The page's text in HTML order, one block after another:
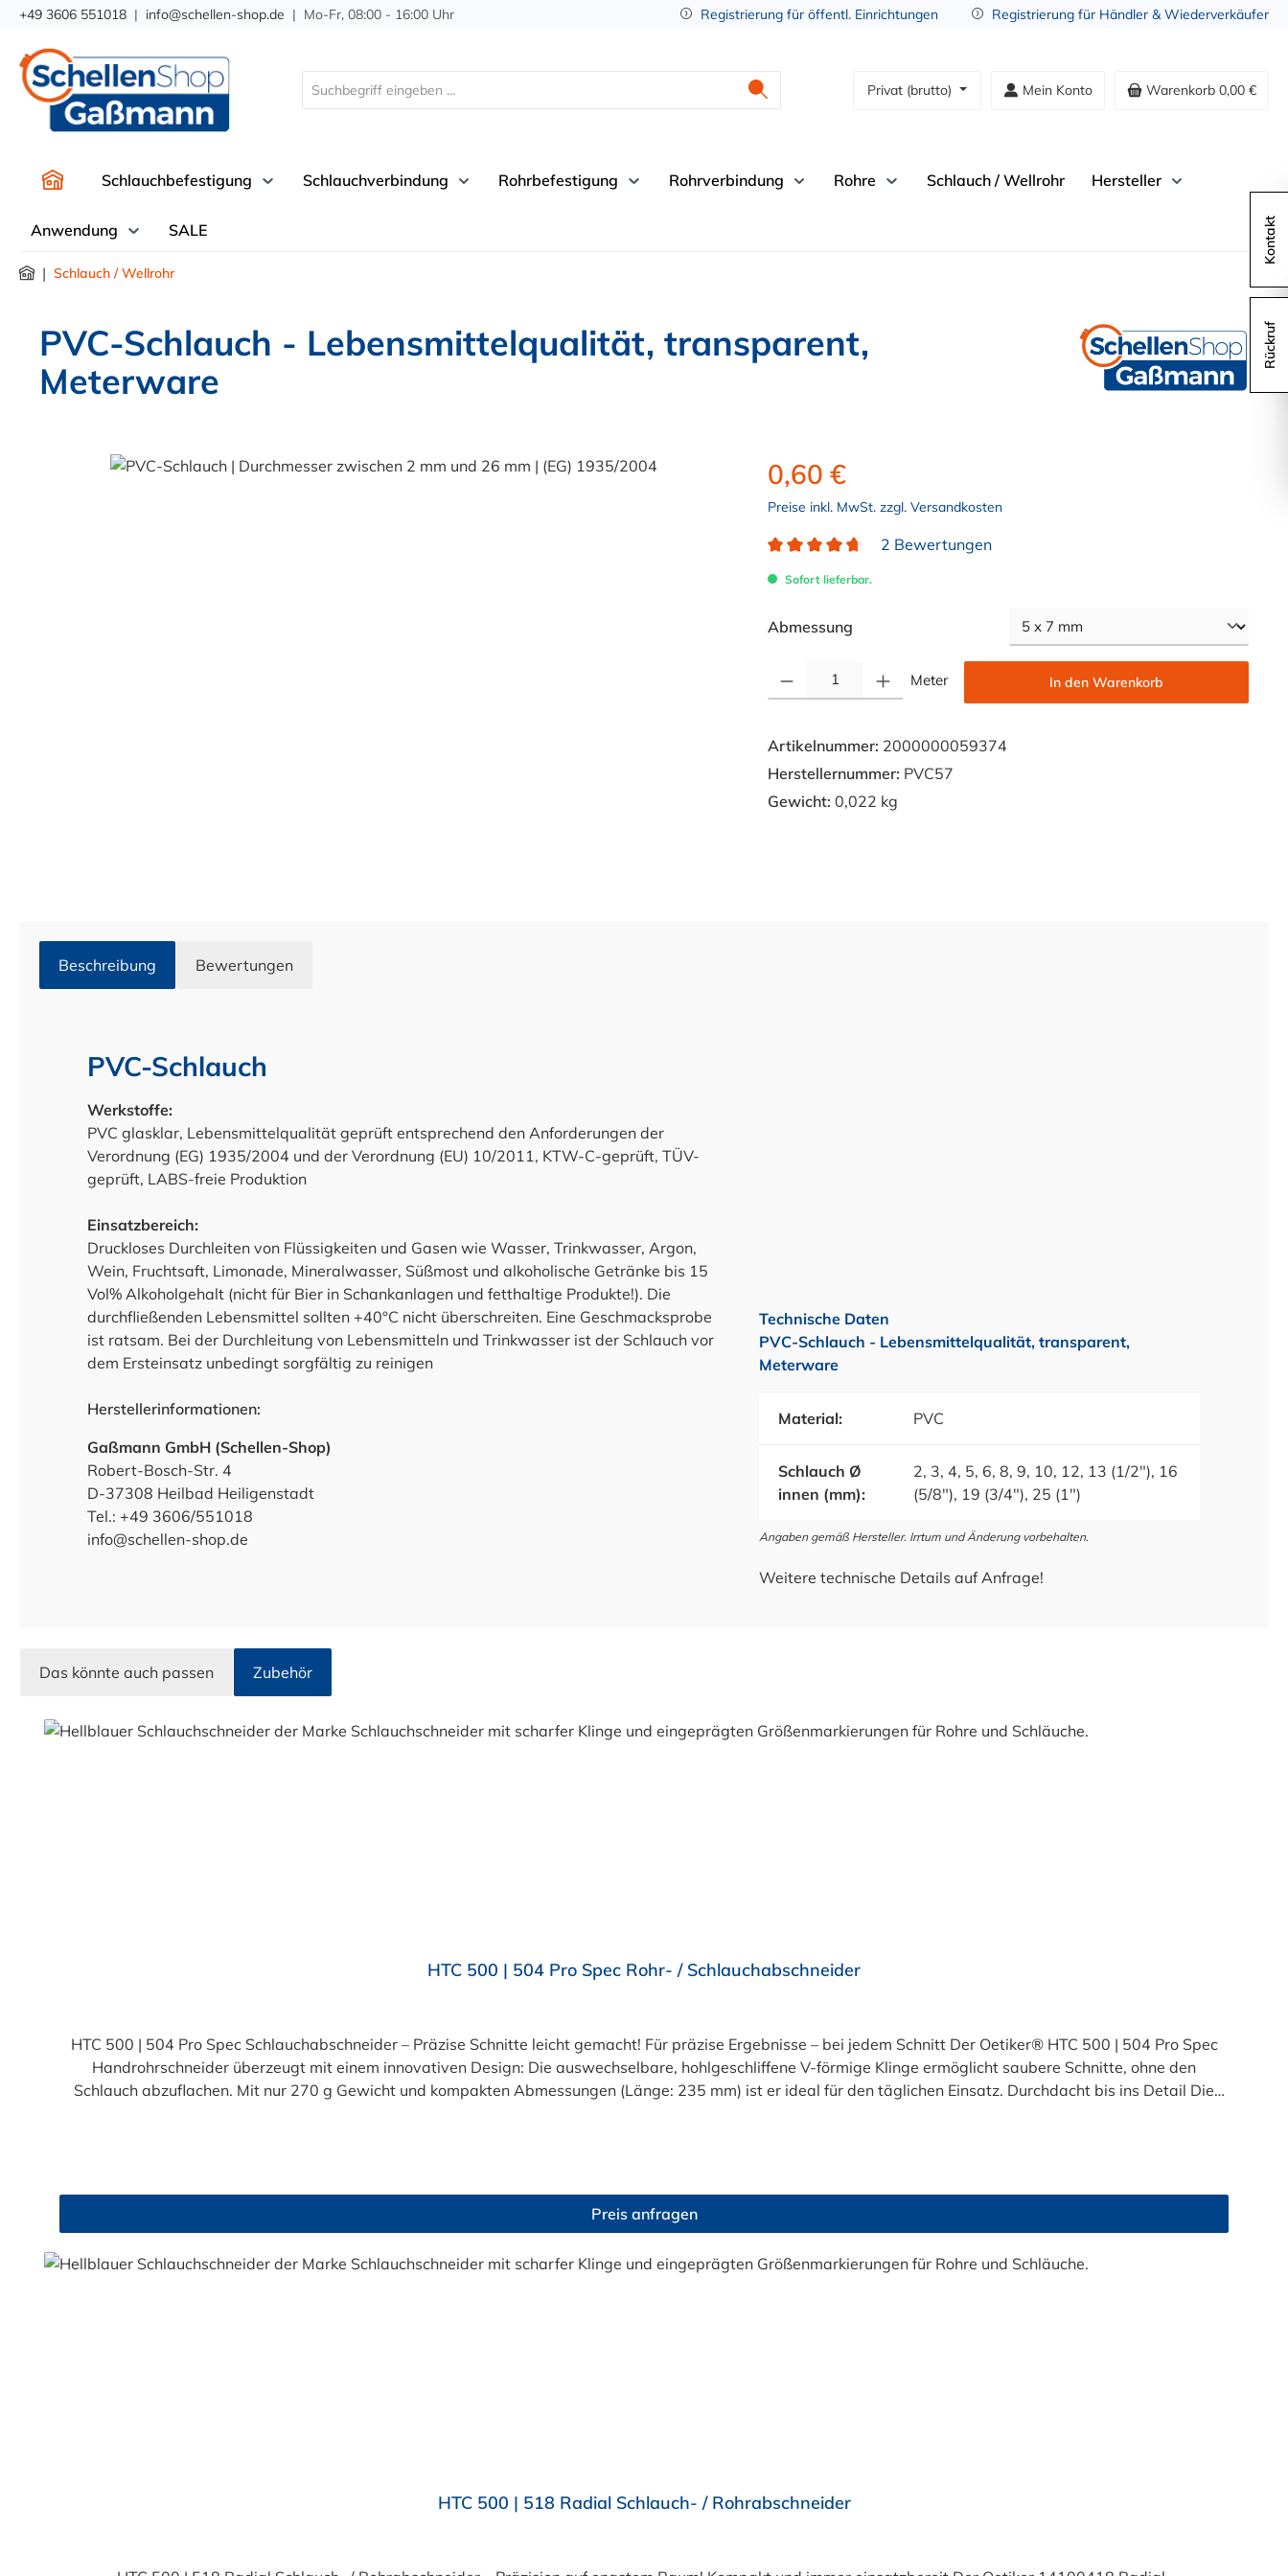
Zur Hauptnavigation springen
+49 3606 551018 | info@schellen-shop.de | Mo-Fr, 08:00 - 16:00 Uhr Registrierung für öffentl. Einrichtungen Registrierung für Händler & Wiederverkäufer
Privat (brutto) Mein Konto Warenkorb 0,00 €
Schlauchbefestigung Schlauchverbindung Rohrbefestigung Rohrverbindung Rohre Schlauch / Wellrohr Hersteller
Anwendung SALE
| Schlauch / Wellrohr
PVC-Schlauch - Lebensmittelqualität, transparent,
Meterware
Bildergalerie überspringen 0,60 €
Preise inkl. MwSt. zzgl. Versandkosten
2 Bewertungen
Sofort lieferbar.
Abmessungauswählen
Meter In den Warenkorb
Artikelnummer: 2000000059374
Herstellernummer: PVC57
Gewicht: 0,022 kg
Beschreibung Bewertungen
PVC-Schlauch
Werkstoffe:
PVC glasklar, Lebensmittelqualität geprüft entsprechend den Anforderungen der
Verordnung (EG) 1935/2004 und der Verordnung (EU) 10/2011, KTW-C-geprüft, TÜV-
geprüft, LABS-freie Produktion
Einsatzbereich:
Druckloses Durchleiten von Flüssigkeiten und Gasen wie Wasser, Trinkwasser, Argon,
Wein, Fruchtsaft, Limonade, Mineralwasser, Süßmost und alkoholische Getränke bis 15
Vol% Alkoholgehalt (nicht für Bier in Schankanlagen und fetthaltige Produkte!). Die
durchfließenden Lebensmittel sollten +40°C nicht überschreiten. Eine Geschmacksprobe
ist ratsam. Bei der Durchleitung von Lebensmitteln und Trinkwasser ist der Schlauch vor
dem Ersteinsatz unbedingt sorgfältig zu reinigen
Herstellerinformationen:
Gaßmann GmbH (Schellen-Shop)
Robert-Bosch-Str. 4
D-37308 Heilbad Heiligenstadt
Tel.: +49 3606/551018
info@schellen-shop.de
Technische Daten
PVC-Schlauch - Lebensmittelqualität, transparent,
Meterware
Material: PVC
Schlauch Ø
innen (mm):
2, 3, 4, 5, 6, 8, 9, 10, 12, 13 (1/2"), 16
(5/8"), 19 (3/4"), 25 (1")
Angaben gemäß Hersteller. Irrtum und Änderung vorbehalten.
Weitere technische Details auf Anfrage!
Das könnte auch passen Zubehör
Produktgalerie überspringen
HTC 500 | 504 Pro Spec Rohr- / Schlauchabschneider
HTC 500 | 504 Pro Spec Schlauchabschneider – Präzise Schnitte leicht gemacht! Für präzise Ergebnisse – bei jedem Schnitt Der Oetiker® HTC 500 | 504 Pro Spec
Handrohrschneider überzeugt mit einem innovativen Design: Die auswechselbare, hohlgeschliffene V-förmige Klinge ermöglicht saubere Schnitte, ohne den
Schlauch abzuflachen. Mit nur 270 g Gewicht und kompakten Abmessungen (Länge: 235 mm) ist er ideal für den täglichen Einsatz. Durchdacht bis ins Detail Die
das ideale Werkzeug für Handwerk und Industrie. Jetzt im Schellen-Shop bestellen! Bestellen Sie jetzt den HTC 500 | 504 Pro Spec Schlauchabschneider inklusive
passender Ersatzklinge (HTC 500 | 504 506) bequem online bei Schellen-Shop und sichern Sie sich höchste Präzision für Ihre Arbeit!
Preis anfragen
HTC 500 | 518 Radial Schlauch- / Rohrabschneider
Kontakt
Rückruf